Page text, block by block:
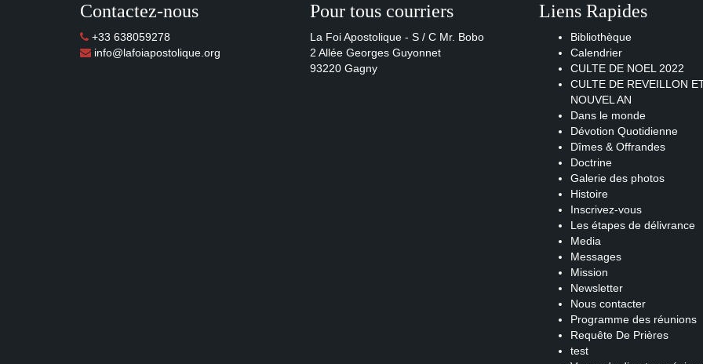
Contactez-nous
+33 638059278
info@lafoiapostolique.org
Pour tous courriers
La Foi Apostolique - S / C Mr. Bobo
2 Allée Georges Guyonnet
93220 Gagny
Liens Rapides
Bibliothèque
Calendrier
CULTE DE NOEL 2022
CULTE DE REVEILLON
NOUVEL AN
Dans le monde
Dévotion Quotidienne
Dîmes & Offrandes
Doctrine
Galerie des photos
Histoire
Inscrivez-vous
Les étapes de délivrance
Media
Messages
Mission
Newsletter
Nous contacter
Programme des réunions
Requête De Prières
test